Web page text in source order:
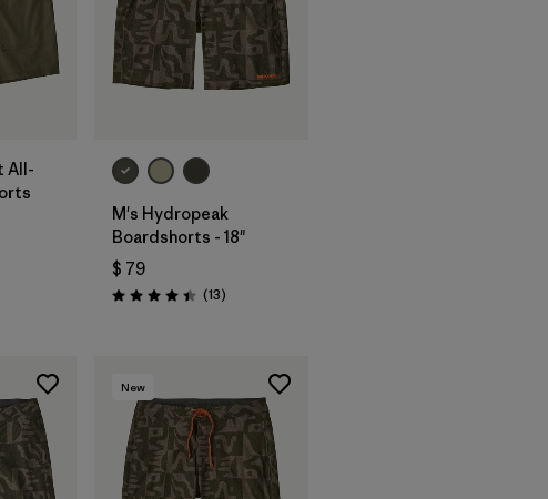
All-
M's Hydropeak
Boardshorts - 18"
$ 79
Valoración: 4.4 / 5
(13Comentarios
)
New